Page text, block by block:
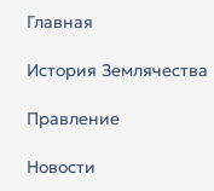
Главная
История Землячества
Правление
Новости